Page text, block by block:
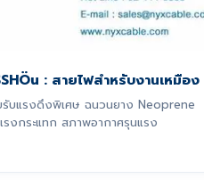
: สายไฟสำหรับงานเหมือง
รับแรงดึงพิเศษ ฉนวนยาง Neoprene
รงกระแทก สภาพอากาศรุนแรง